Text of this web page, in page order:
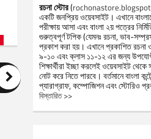

রচনা স্টোর(
একটি জনপ্রিয় ওয়েবসাইট। এখানে
পরীক্ষায় আসা এবং বাংলা ২য় পত্রের
গুরুত্বপূর্ণ টপিক (যেমনঃ রচনা, ভাব-
প্রকাশ করা হয়। এখানে প্রকাশিত রচনা
৯-১০ এবং ক্লাস ১১-১২ এর জন্য
শিক্ষার্থীরা ইচ্ছা করলেই ওয়েবসাইট থেকে
নোট করে নিতে পারবে। বর্তমানে বাংলা
প্যারাগ্রাফ, কম্পোজিশন এবং স্টোরিও
বিস্তারিত >>